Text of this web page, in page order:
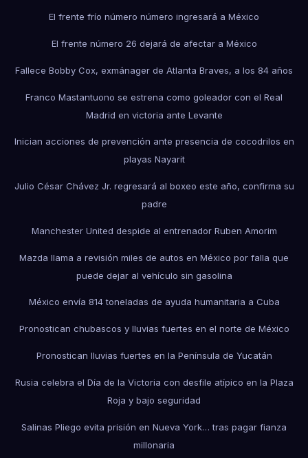
El frente frío número número ingresará a México
El frente número 26 dejará de afectar a México
Fallece Bobby Cox, exmánager de Atlanta Braves, a los 84 años
Franco Mastantuono se estrena como goleador con el Real
Madrid en victoria ante Levante
Inician acciones de prevención ante presencia de cocodrilos en
playas Nayarit
Julio César Chávez Jr. regresará al boxeo este año, confirma su
padre
Manchester United despide al entrenador Ruben Amorim
Mazda llama a revisión miles de autos en México por falla que
puede dejar al vehículo sin gasolina
México envía 814 toneladas de ayuda humanitaria a Cuba
Pronostican chubascos y lluvias fuertes en el norte de México
Pronostican lluvias fuertes en la Península de Yucatán
Rusia celebra el Día de la Victoria con desfile atípico en la Plaza
Roja y bajo seguridad
Salinas Pliego evita prisión en Nueva York… tras pagar fianza
millonaria